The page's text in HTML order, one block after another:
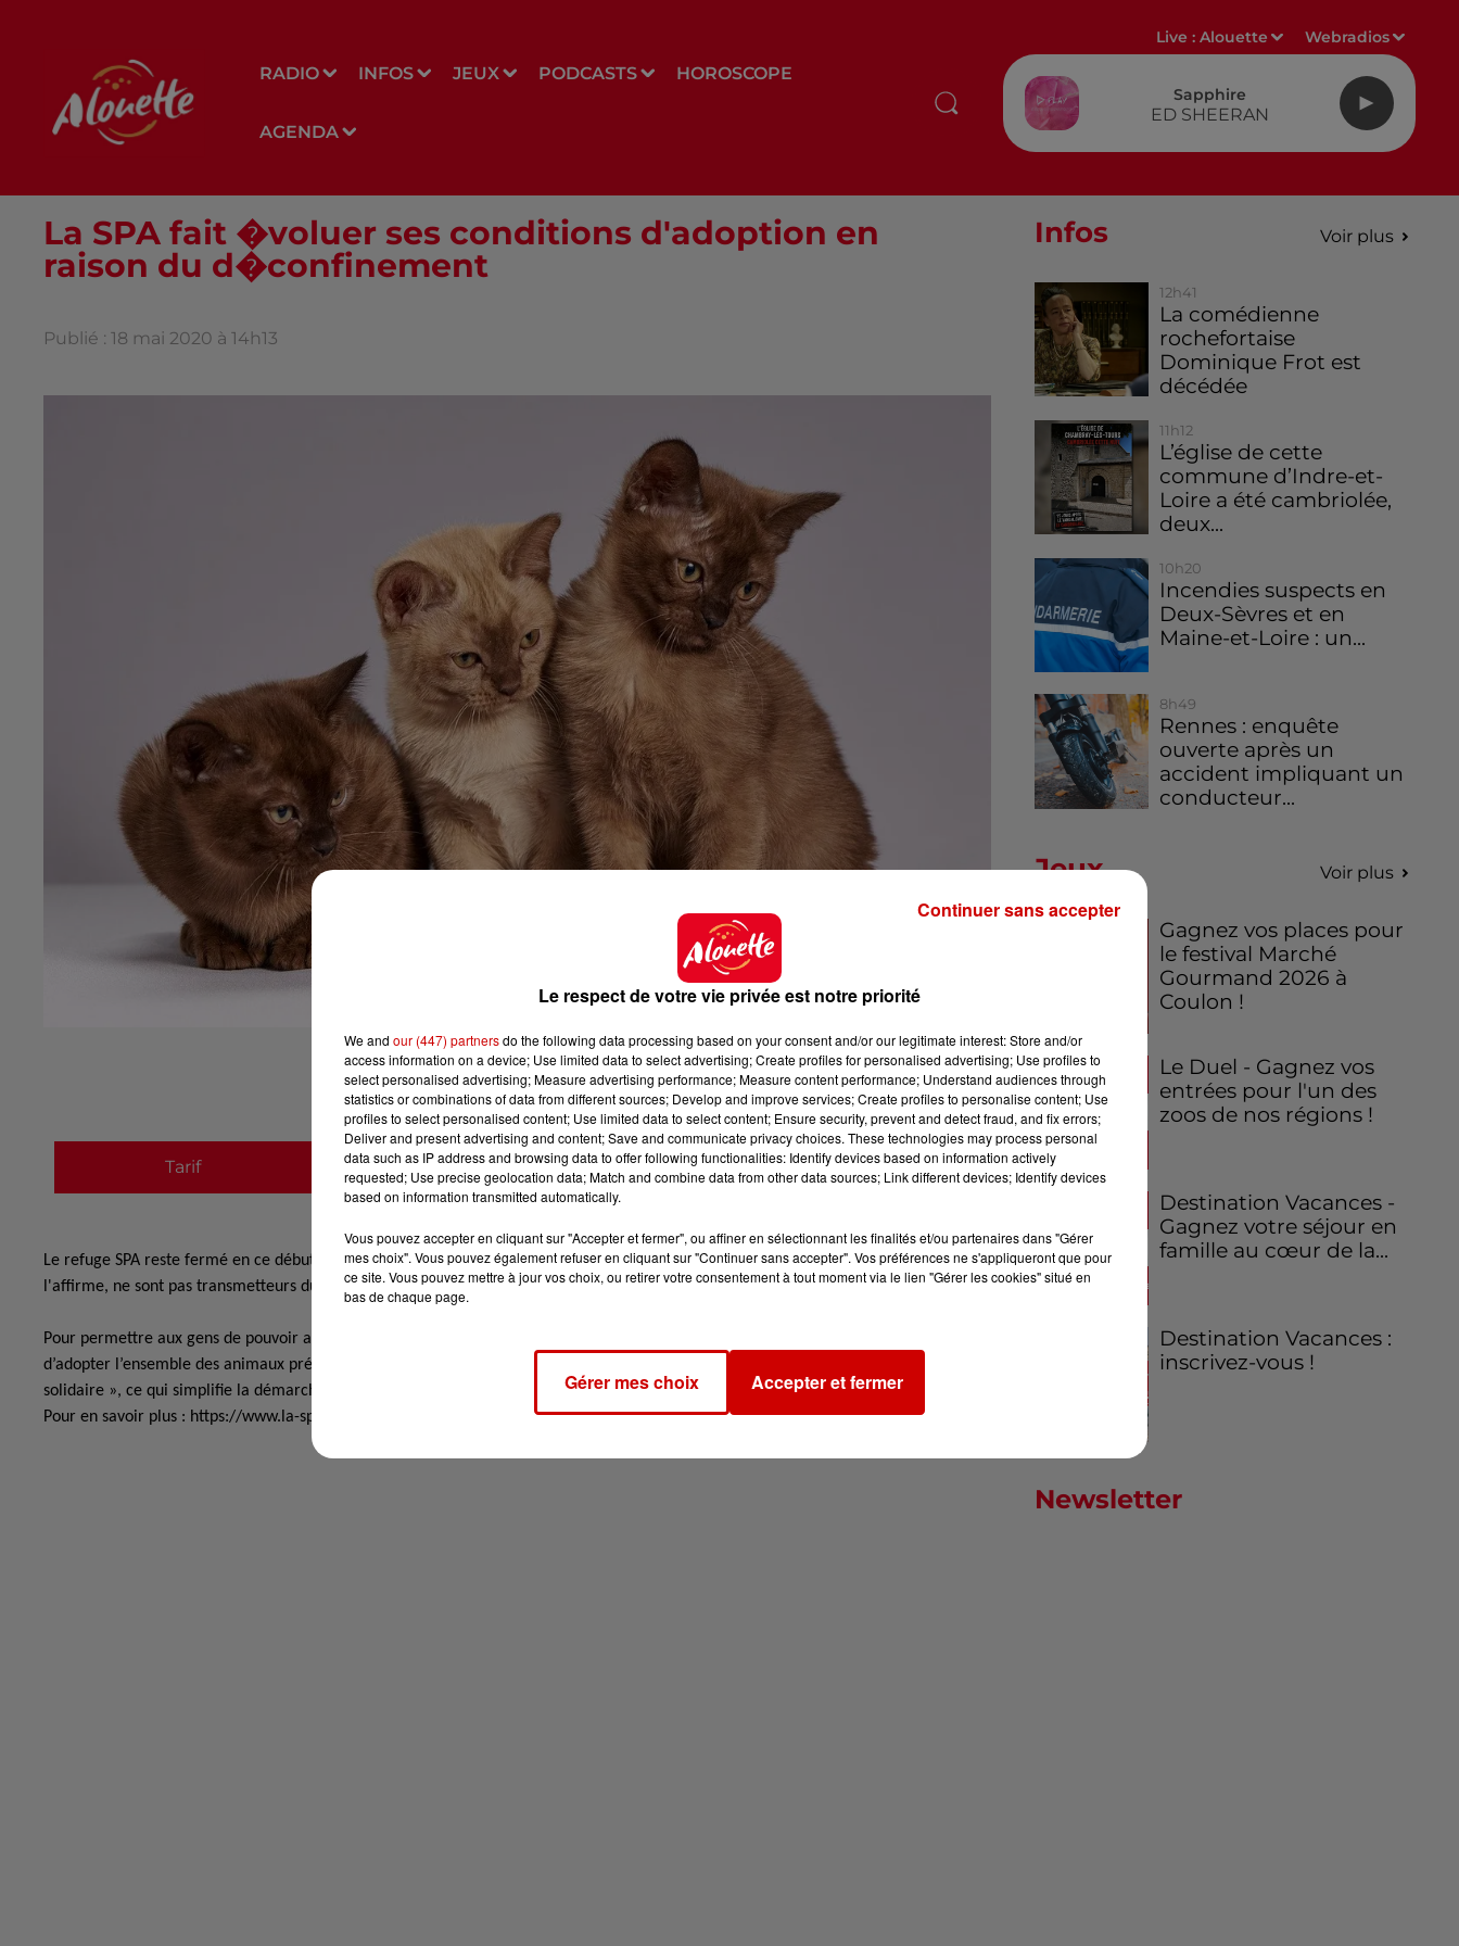
RADIO INFOS JEUX PODCASTS HOROSCOPE
AGENDA
Live :Alouette Webradios
Sapphire
ED SHEERAN
La SPA fait �voluer ses conditions d'adoption en
raison du d�confinement
Publié : 18 mai 2020 à 14h13
Tarif Payant
Le refuge SPA reste fermé en ce début de déconfinement mais continue d’encourager l’adoption de ses animaux qui, le personnel
l'affirme, ne sont pas transmetteurs du COVID-19 et qui ne méritent pas d’être abandonnés.
Pour permettre aux gens de pouvoir adopter un animal malgré l’impossibilité de se rendre sur place, il est maintenant possible
d’adopter l’ensemble des animaux présents dans le refuge par internet ou en téléphonant au sans remplir de formulaire « d’adoption
solidaire », ce qui simplifie la démarche.
Pour en savoir plus : https://www.la-spa.fr/la-roche-sur-yon
Infos Voir plus
12h41
La comédienne
rochefortaise
Dominique Frot est
décédée
11h12
L’église de cette
commune d’Indre-et-
Loire a été cambriolée,
deux...
10h20
Incendies suspects en
Deux-Sèvres et en
Maine-et-Loire : un...
8h49
Rennes : enquête
ouverte après un
accident impliquant un
conducteur...
Jeux Voir plus
Gagnez vos places pour
le festival Marché
Gourmand 2026 à
Coulon !
Le Duel - Gagnez vos
entrées pour l'un des
zoos de nos régions !
Destination Vacances -
Gagnez votre séjour en
famille au cœur de la...
Destination Vacances :
inscrivez-vous !
Newsletter
Le respect de votre vie privée est notre priorité
We and our (447) partnersdo the following data processing based on your consent and/or our legitimate interest: Store and/or
access information on a device; Use limited data to select advertising; Create profiles for personalised advertising; Use profiles to
select personalised advertising; Measure advertising performance; Measure content performance; Understand audiences through
statistics or combinations of data from different sources; Develop and improve services; Create profiles to personalise content; Use
profiles to select personalised content; Use limited data to select content; Ensure security, prevent and detect fraud, and fix errors;
Deliver and present advertising and content; Save and communicate privacy choices. These technologies may process personal
data such as IP address and browsing data to offer following functionalities: Identify devices based on information actively
requested; Use precise geolocation data; Match and combine data from other data sources; Link different devices; Identify devices
based on information transmitted automatically.
Vous pouvez accepter en cliquant sur "Accepter et fermer", ou affiner en sélectionnant les finalités et/ou partenaires dans "Gérer
mes choix". Vous pouvez également refuser en cliquant sur "Continuer sans accepter". Vos préférences ne s'appliqueront que pour
ce site. Vous pouvez mettre à jour vos choix, ou retirer votre consentement à tout moment via le lien "Gérer les cookies" situé en
bas de chaque page.
Gérer mes choix Accepter et fermer
Continuer sans accepter